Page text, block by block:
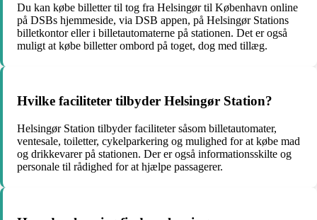
Du kan købe billetter til tog fra Helsingør til København online
på DSBs hjemmeside, via DSB appen, på Helsingør Stations
billetkontor eller i billetautomaterne på stationen. Det er også
muligt at købe billetter ombord på toget, dog med tillæg.
Hvilke faciliteter tilbyder Helsingør Station?
Helsingør Station tilbyder faciliteter såsom billetautomater,
ventesale, toiletter, cykelparkering og mulighed for at købe mad
og drikkevarer på stationen. Der er også informationsskilte og
personale til rådighed for at hjælpe passagerer.